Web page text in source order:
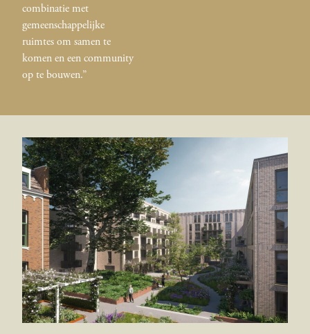
combinatie met
gemeenschappelijke
ruimtes om samen te
komen en een community
op te bouwen.”